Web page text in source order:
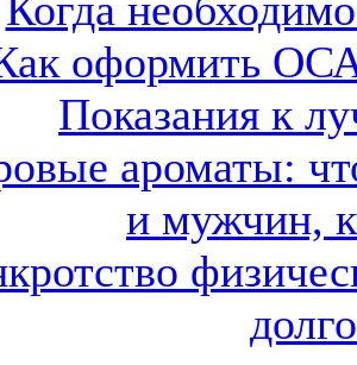
оформить
Показания к
ароматы:
и мужчин,